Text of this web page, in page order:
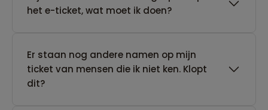
het e-ticket, wat moet ik doen?
Er staan nog andere namen op mijn
ticket van mensen die ik niet ken. Klopt
dit?